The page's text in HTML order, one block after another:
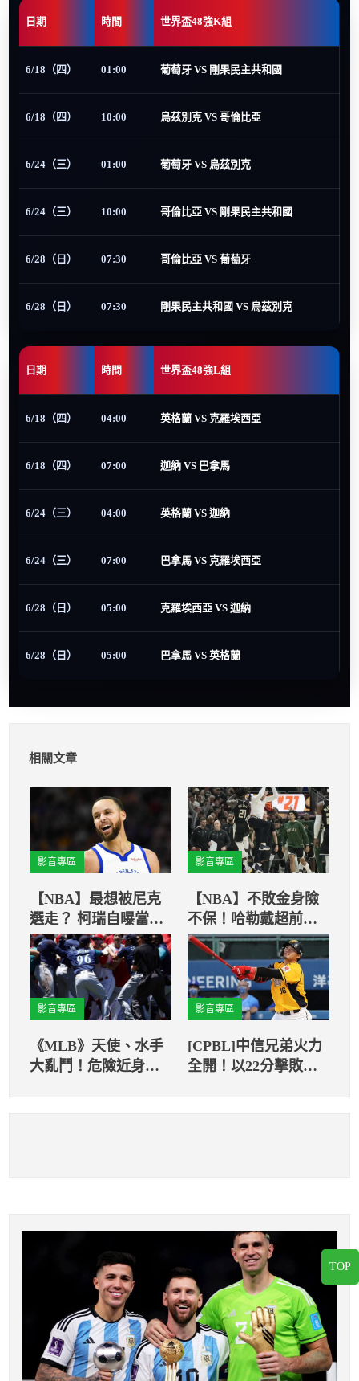
日期 時間 世界盃48強K組
6/18（四） 01:00 葡萄牙 VS 剛果民主共和國
6/18（四） 10:00 烏茲別克 VS 哥倫比亞
6/24（三） 01:00 葡萄牙 VS 烏茲別克
6/24（三） 10:00 哥倫比亞 VS 剛果民主共和國
6/28（日） 07:30 哥倫比亞 VS 葡萄牙
6/28（日） 07:30 剛果民主共和國 VS 烏茲別克
日期 時間 世界盃48強L組
6/18（四） 04:00 英格蘭 VS 克羅埃西亞
6/18（四） 07:00 迦納 VS 巴拿馬
6/24（三） 04:00 英格蘭 VS 迦納
6/24（三） 07:00 巴拿馬 VS 克羅埃西亞
6/28（日） 05:00 克羅埃西亞 VS 迦納
6/28（日） 05:00 巴拿馬 VS 英格蘭
相關文章
影音專區
【NBA】最想被尼克
選走？ 柯瑞自曝當年
選秀心願
影音專區
【NBA】不敗金身險
不保！哈勒戴超前關
鍵三分
影音專區
《MLB》天使、水手
大亂鬥！危險近身球
影音專區
[CPBL]中信兄弟火力
全開！以22分擊敗統
TOP